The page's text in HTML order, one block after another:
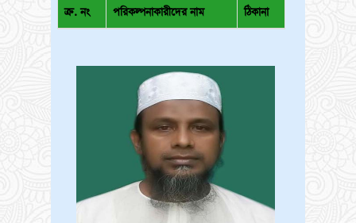
ক্র. নং পরিকল্পনাকারীদের নাম ঠিকানা